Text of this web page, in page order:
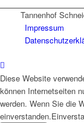
Tannenhof
Impressum
Diese Website
können Internetseiten
werden. Wenn Sie die
einverstanden.